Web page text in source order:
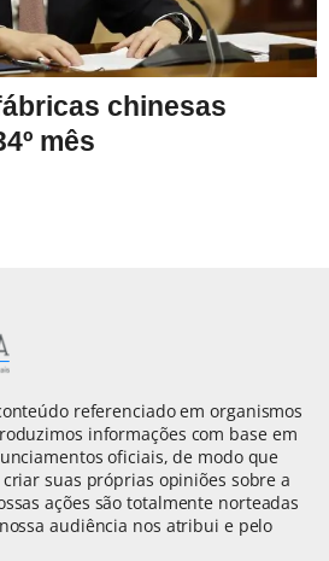
chinesas
mês
referenciado em organismos
informações com base em
oficiais, de modo que
suas próprias opiniões sobre a
ações são totalmente norteadas
audiência nos atribui e pelo